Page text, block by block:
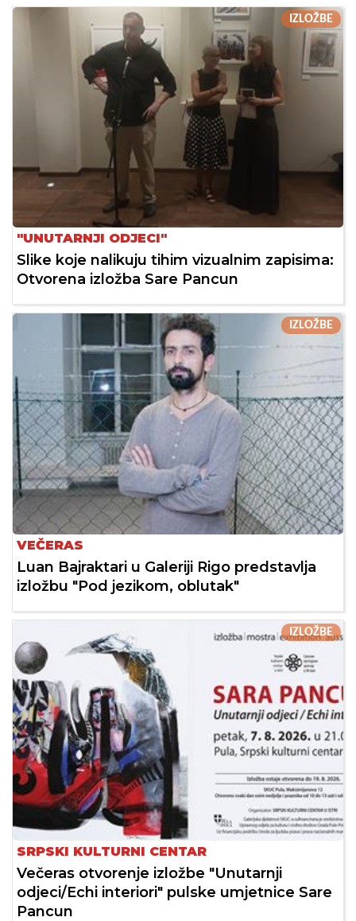
IZLOŽBE
"UNUTARNJI ODJECI"
Slike koje nalikuju tihim vizualnim zapisima:
Otvorena izložba Sare Pancun
IZLOŽBE
VEČERAS
Luan Bajraktari u Galeriji Rigo predstavlja
izložbu "Pod jezikom, oblutak"
IZLOŽBE
SRPSKI KULTURNI CENTAR
Večeras otvorenje izložbe "Unutarnji
odjeci/Echi interiori" pulske umjetnice Sare
Pancun